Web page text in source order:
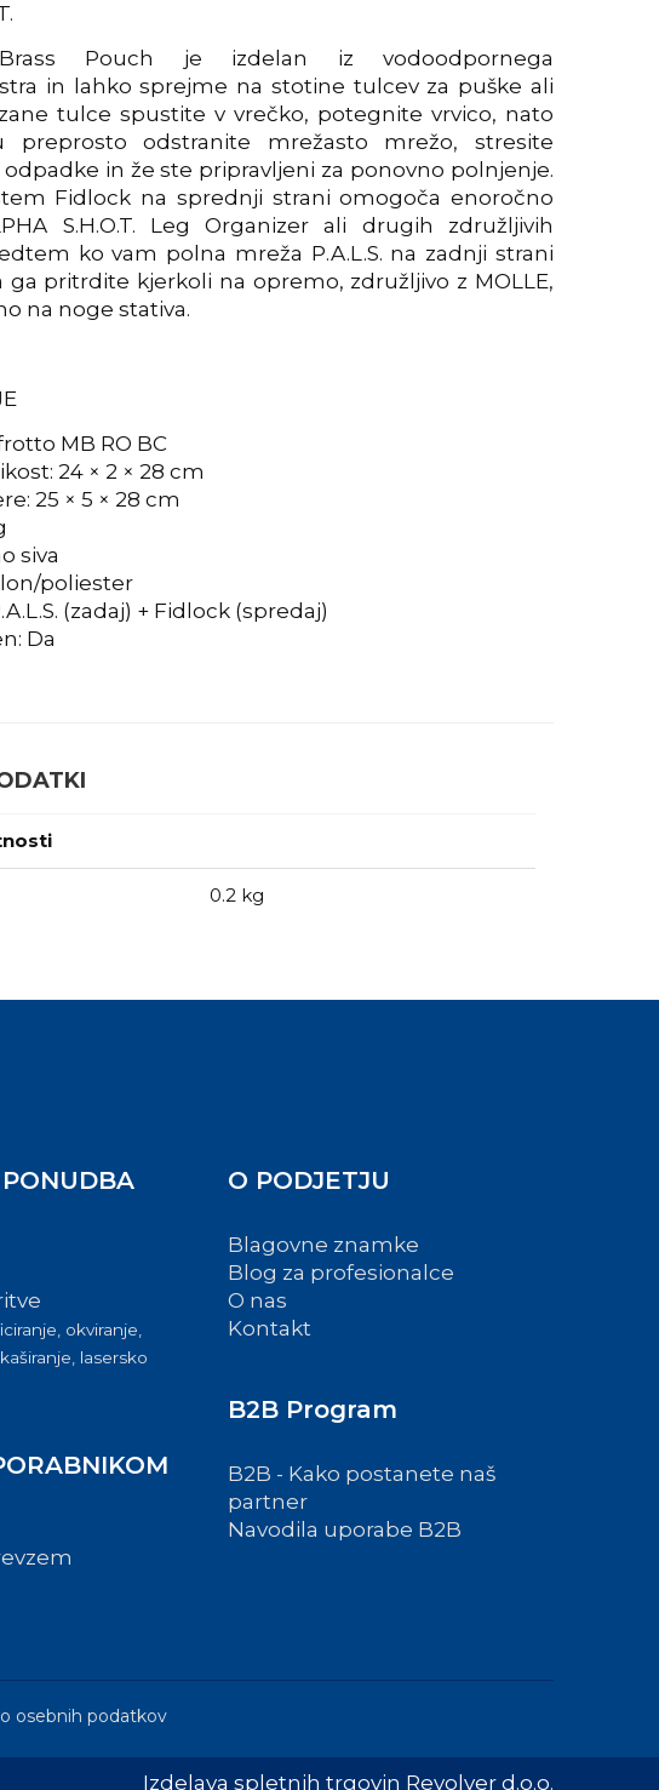
Pouch je izdelan iz vodoodpornega
in lahko sprejme na stotine tulcev za puške ali
tulce spustite v vrečko, potegnite vrvico, nato
preprosto odstranite mrežasto mrežo, stresite
in že ste pripravljeni za ponovno polnjenje.
Fidlock na sprednji strani omogoča enoročno
S.H.O.T. Leg Organizer ali drugih združljivih
ko vam polna mreža P.A.L.S. na zadnji strani
ga pritrdite kjerkoli na opremo, združljivo z MOLLE,
na noge stativa.
MB RO BC
24 × 2 × 28 cm
25 × 5 × 28 cm
siva
poliester
(zadaj) + Fidlock (spredaj)
Da
0.2 kg
okviranje,
lasersko
O PODJETJU
Blagovne znamke
Blog za profesionalce
O nas
Kontakt
B2B Program
B2B - Kako postanete naš
partner
Navodila uporabe B2B
osebnih podatkov
Izdelava spletnih trgovin Revolver d.o.o.